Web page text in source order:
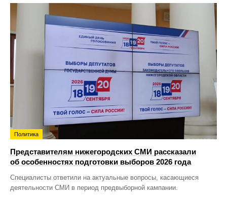
Политика
Представителям нижегородских СМИ рассказали
об особенностях подготовки выборов 2026 года
Специалисты ответили на актуальные вопросы, касающиеся
деятельности СМИ в период предвыборной кампании.